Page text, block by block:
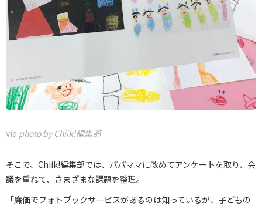
via photo by Chiik!編集部
そこで、Chiik!編集部では、パパママに改めてアンケートを取り、会
議を重ねて、さまざまな課題を整理。
「廉価でフォトブックサービスがあるのは知っているが、子どもの